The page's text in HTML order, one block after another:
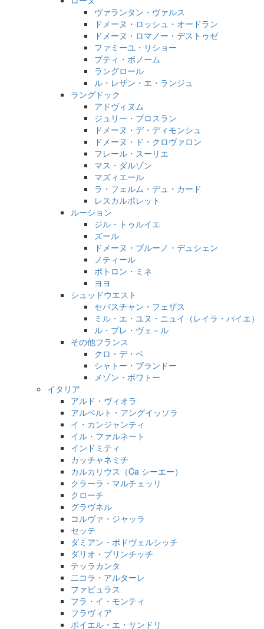
ヴァランタン・ヴァルス
ドメーヌ・ロッシュ・オードラン
ドメーヌ・ロマノー・デストゥゼ
ファミーユ・リショー
プティ・ボノーム
ラングロール
ル・レザン・エ・ランジュ
ラングドック
アドヴィヌム
ジュリー・ブロスラン
ドメーヌ・デ・ディモンシュ
ドメーヌ・ド・クロヴァロン
フレール・スーリエ
マス・ダルゾン
マズィエール
ラ・フェルム・デュ・カード
レスカルポレット
ルーション
ジル・トゥルイエ
ズール
ドメーヌ・ブルーノ・デュシェン
ノティール
ポトロン・ミネ
ヨヨ
シュッドウエスト
セバスチャン・フェザス
ミル・エ・ユヌ・ニュイ（レイラ・パイエ）
ル・プレ・ヴェ－ル
その他フランス
クロ・デ・ベ
シャトー・ブランドー
メゾン・ボワトー
イタリア
アルド・ヴィオラ
アルベルト・アングイッソラ
イ・カンジャンティ
イル・ファルネート
インドミティ
カッチャネミチ
カルカリウス（Ca シーエー）
クラーラ・マルチェッリ
クローチ
グラヴネル
コルヴァ・ジャッラ
セッテ
ダミアン・ポドヴェルシッチ
ダリオ・プリンチッチ
テッラカンタ
二コラ・アルターレ
ファビュラス
フラ・イ・モンティ
フラヴィア
ポイエル・エ・サンドリ